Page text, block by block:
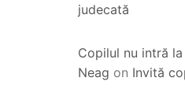
judecată
Copilul nu intră
Neag on Invită